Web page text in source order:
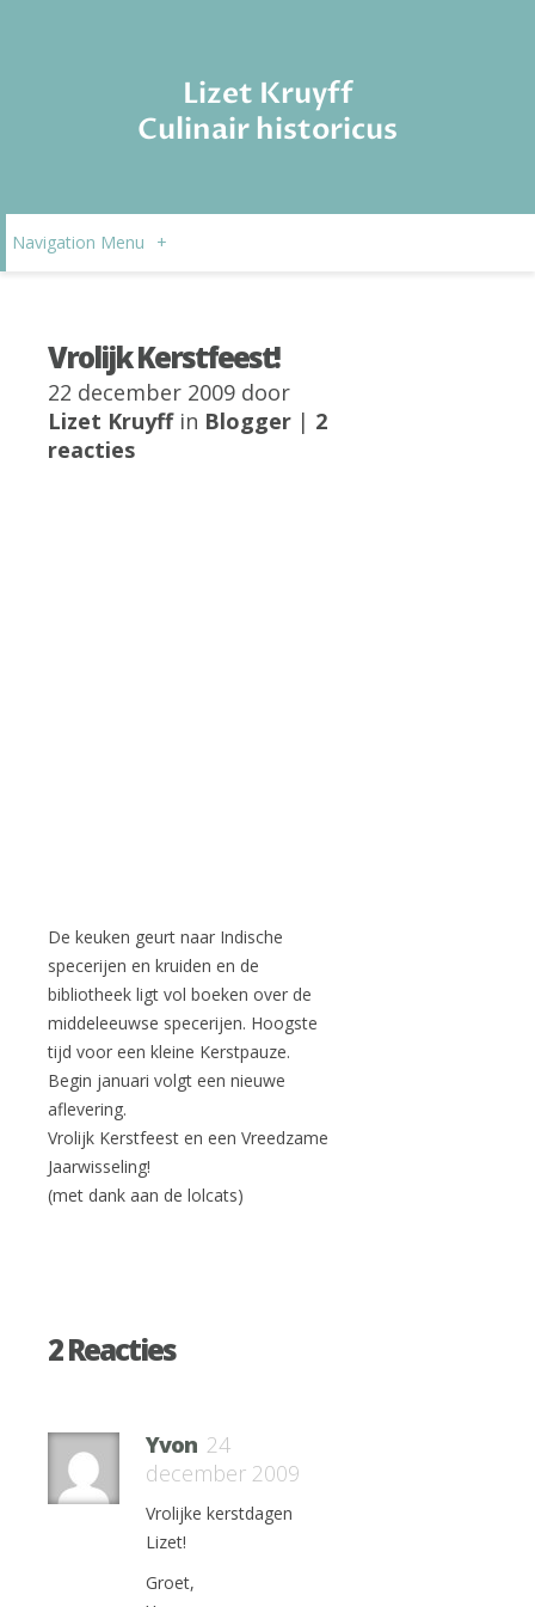
Lizet Kruyff
Culinair historicus
Navigation Menu +
Vrolijk Kerstfeest!
22 december 2009 door
Lizet Kruyffin Blogger | 2
reacties
De keuken geurt naar Indische
specerijen en kruiden en de
bibliotheek ligt vol boeken over de
middeleeuwse specerijen. Hoogste
tijd voor een kleine Kerstpauze.
Begin januari volgt een nieuwe
aflevering.
Vrolijk Kerstfeest en een Vreedzame
Jaarwisseling!
(met dank aan de lolcats)
2 Reacties
Yvon 24
december 2009
Vrolijke kerstdagen
Lizet!
Groet,